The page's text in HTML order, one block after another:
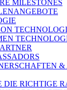
MILESTONES
DIE RICHTIGE